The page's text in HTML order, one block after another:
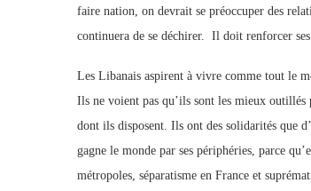
faire nation, on devrait se préoccuper des
continuera de se déchirer. Il doit renforcer
Les Libanais aspirent à vivre comme tout le
Ils ne voient pas qu’ils sont les mieux
dont ils disposent. Ils ont des solidarités que
gagne le monde par ses périphéries, parce
métropoles, séparatisme en France et